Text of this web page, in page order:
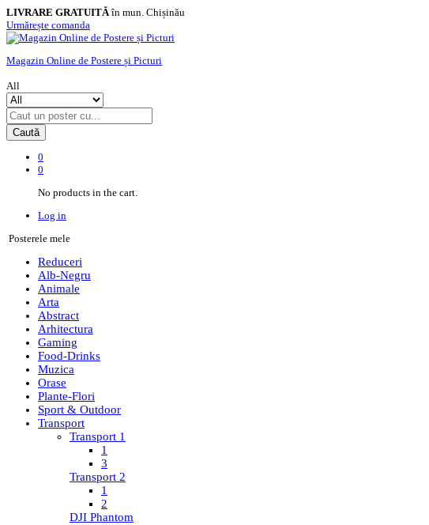
LIVRARE GRATUITĂîn mun. Chișinău
Urmărește comanda
Magazin Online de Postere și Picturi
All
Caută
0
0
No products in the cart.
Log in
Posterele mele
Reduceri
Alb-Negru
Animale
Arta
Abstract
Arhitectura
Gaming
Food-Drinks
Muzica
Orase
Plante-Flori
Sport & Outdoor
Transport
Transport 1
1
3
Transport 2
1
2
DJI Phantom